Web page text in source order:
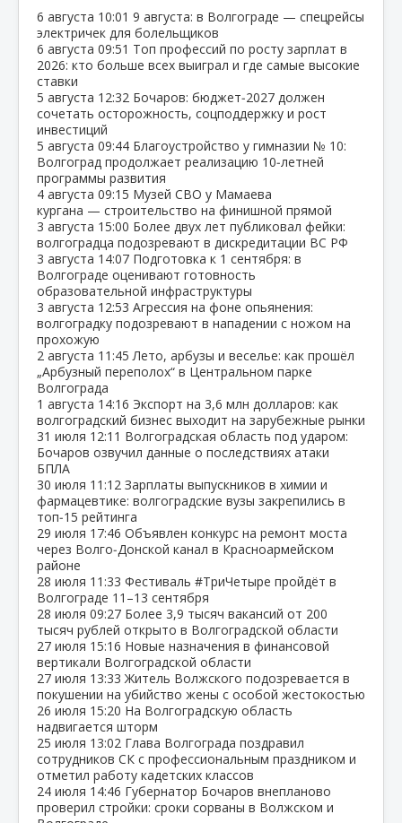
6 августа 10:01 9 августа: в Волгограде — спецрейсы
электричек для болельщиков
6 августа 09:51 Топ профессий по росту зарплат в
2026: кто больше всех выиграл и где самые высокие
ставки
5 августа 12:32 Бочаров: бюджет‑2027 должен
сочетать осторожность, соцподдержку и рост
инвестиций
5 августа 09:44 Благоустройство у гимназии № 10:
Волгоград продолжает реализацию 10‑летней
программы развития
4 августа 09:15 Музей СВО у Мамаева
кургана — строительство на финишной прямой
3 августа 15:00 Более двух лет публиковал фейки:
волгоградца подозревают в дискредитации ВС РФ
3 августа 14:07 Подготовка к 1 сентября: в
Волгограде оценивают готовность
образовательной инфраструктуры
3 августа 12:53 Агрессия на фоне опьянения:
волгоградку подозревают в нападении с ножом на
прохожую
2 августа 11:45 Лето, арбузы и веселье: как прошёл
„Арбузный переполох“ в Центральном парке
Волгограда
1 августа 14:16 Экспорт на 3,6 млн долларов: как
волгоградский бизнес выходит на зарубежные рынки
31 июля 12:11 Волгоградская область под ударом:
Бочаров озвучил данные о последствиях атаки
БПЛА
30 июля 11:12 Зарплаты выпускников в химии и
фармацевтике: волгоградские вузы закрепились в
топ‑15 рейтинга
29 июля 17:46 Объявлен конкурс на ремонт моста
через Волго‑Донской канал в Красноармейском
районе
28 июля 11:33 Фестиваль #ТриЧетыре пройдёт в
Волгограде 11–13 сентября
28 июля 09:27 Более 3,9 тысяч вакансий от 200
тысяч рублей открыто в Волгоградской области
27 июля 15:16 Новые назначения в финансовой
вертикали Волгоградской области
27 июля 13:33 Житель Волжского подозревается в
покушении на убийство жены с особой жестокостью
26 июля 15:20 На Волгоградскую область
надвигается шторм
25 июля 13:02 Глава Волгограда поздравил
сотрудников СК с профессиональным праздником и
отметил работу кадетских классов
24 июля 14:46 Губернатор Бочаров внепланово
проверил стройки: сроки сорваны в Волжском и